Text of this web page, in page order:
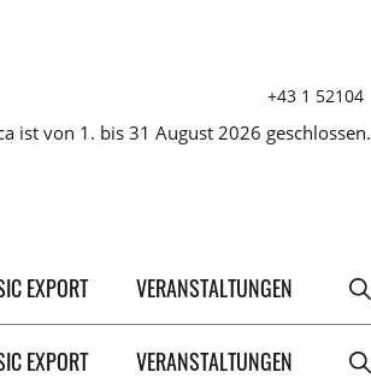
+43 1 52104
ist von 1. bis 31 August 2026 geschlossen.
EXPORT VERANSTALTUNGEN
EXPORT VERANSTALTUNGEN